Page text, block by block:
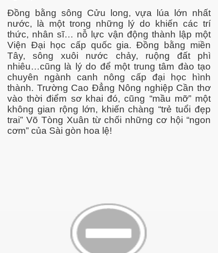
Đồng bằng sông Cửu long, vựa lúa lớn nhất
nước, là một trong những lý do khiến các trí
thức, nhân sĩ… nỗ lực vận động thành lập một
Viện Đại học cấp quốc gia. Đồng bằng miền
Tây, sông xuôi nước chảy, ruộng đất phì
nhiêu…cũng là lý do để một trung tâm đào tạo
chuyên ngành canh nông cấp đại học hình
thành. Trường Cao Đẳng Nông nghiệp Cần thơ
vào thời điểm sơ khai đó, cũng “mầu mỡ” một
không gian rộng lớn, khiến chàng “trẻ tuổi đẹp
trai” Võ Tòng Xuân từ chối những cơ hội “ngon
cơm” của Sài gòn hoa lệ!